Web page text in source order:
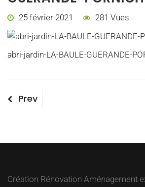
25 février 2021 281 Vues
abri-jardin-LA-BAULE-GUERANDE-
Navigation
l’article
Previous
Prev
Création Rénovation Aménagement